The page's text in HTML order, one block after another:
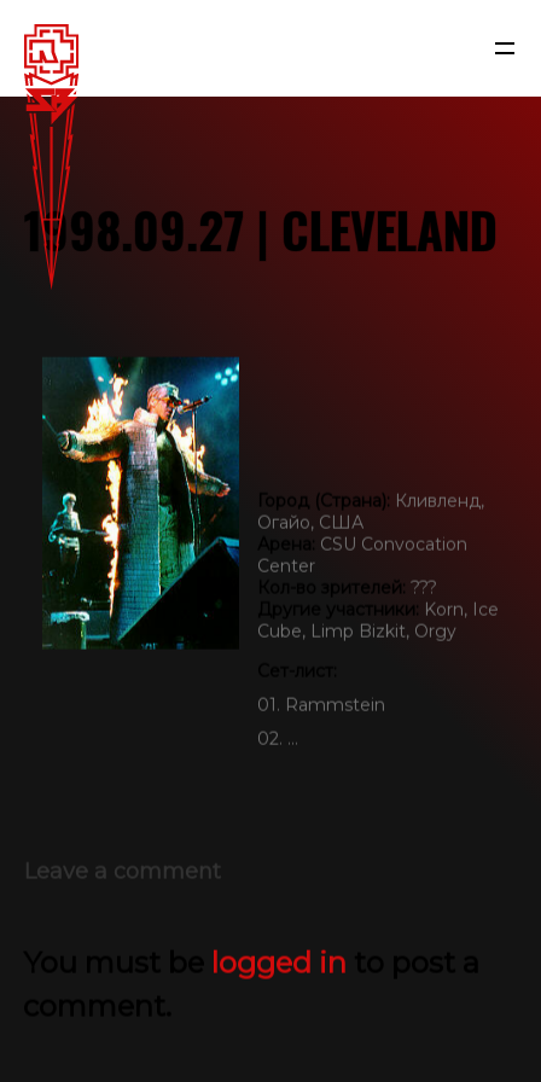
NEWS
RAMMSTEIN
SEIDBEREIT
1998.09.27 | CLEVELAND
Город (Страна): Кливленд,
Огайо, США
Арена: CSU Convocation
Center
Кол-во зрителей: ???
Другие участники: Korn, Ice
Cube, Limp Bizkit, Orgy
01. Rammstein
02. …
Leave a comment
logged in